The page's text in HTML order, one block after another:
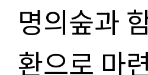
명의숲과
환으로 마